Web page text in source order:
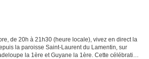
de 20h à 21h30 (heure locale), vivez en direct la
la paroisse Saint-Laurent du Lamentin, sur
la 1ère et Guyane la 1ère. Cette célébration